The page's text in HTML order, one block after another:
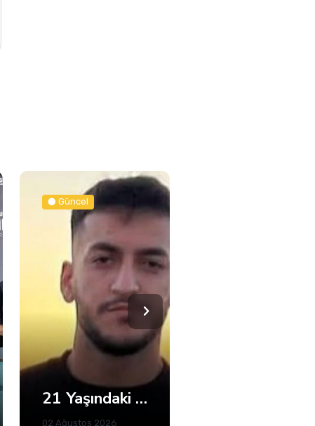
Güncel
Kandıra'da 5 Plajda Denize Girmek Yasaklandı
02 Ağustos 2026